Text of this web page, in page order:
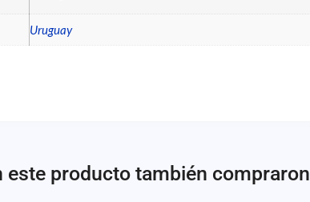
Uruguay
este producto también compraron